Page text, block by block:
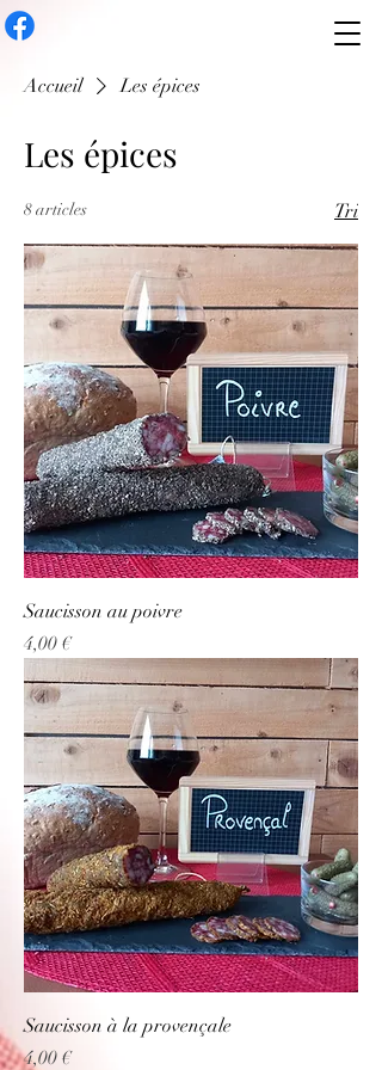
Accueil Les épices
Les épices
8 articles Tri
Saucisson au poivre
Prix
4,00 €
Saucisson à la provençale
Prix
4,00 €